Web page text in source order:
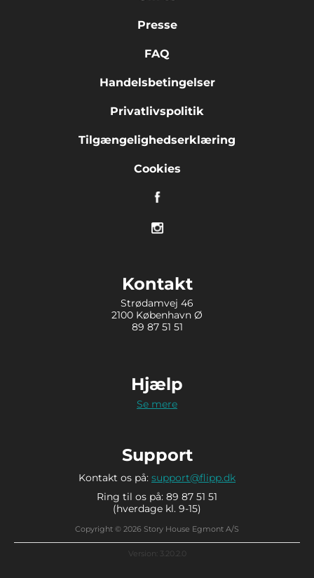
Presse
FAQ
Handelsbetingelser
Privatlivspolitik
Tilgængelighedserklæring
Cookies
Kontakt
Strødamvej 46
2100 København Ø
89 87 51 51
Hjælp
Se mere
Support
Kontakt os på: support@flipp.dk
Ring til os på: 89 87 51 51
(hverdage kl. 9-15)
Copyright © 2026 Story House Egmont A/S
Version: 3.20.2.0